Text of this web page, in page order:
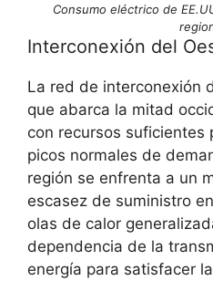
Consumo eléctrico de
Interconexión del
La red de interconexión
que abarca la mitad
con recursos suficientes
picos normales de
región se enfrenta a un
escasez de suministro
olas de calor
dependencia de la
energía para satisfacer